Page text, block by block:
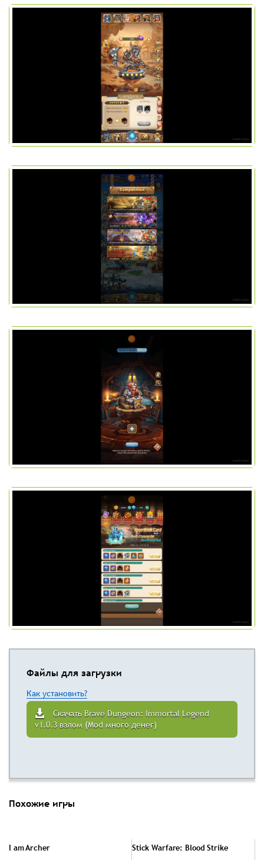
Файлы для загрузки
Как установить?
Скачать Brave Dungeon: Immortal Legend
v1.0.3 взлом (Mod много денег)
Похожие игры
I am Archer Stick Warfare: Blood Strike